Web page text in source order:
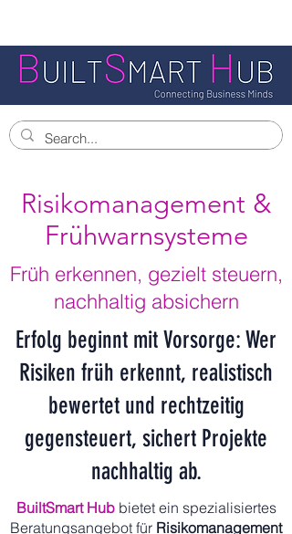
Risikomanagement &
Frühwarnsysteme
Früh erkennen, gezielt steuern,
nachhaltig absichern
Erfolg beginnt mit Vorsorge: Wer
Risiken früh erkennt, realistisch
bewertet und rechtzeitig
gegensteuert, sichert Projekte
nachhaltig ab.
BuiltSmart Hubbietet ein spezialisiertes
Beratungsangebot für Risikomanagement